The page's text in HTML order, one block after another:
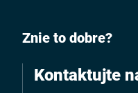
Znie to dobre?
Kontaktujte